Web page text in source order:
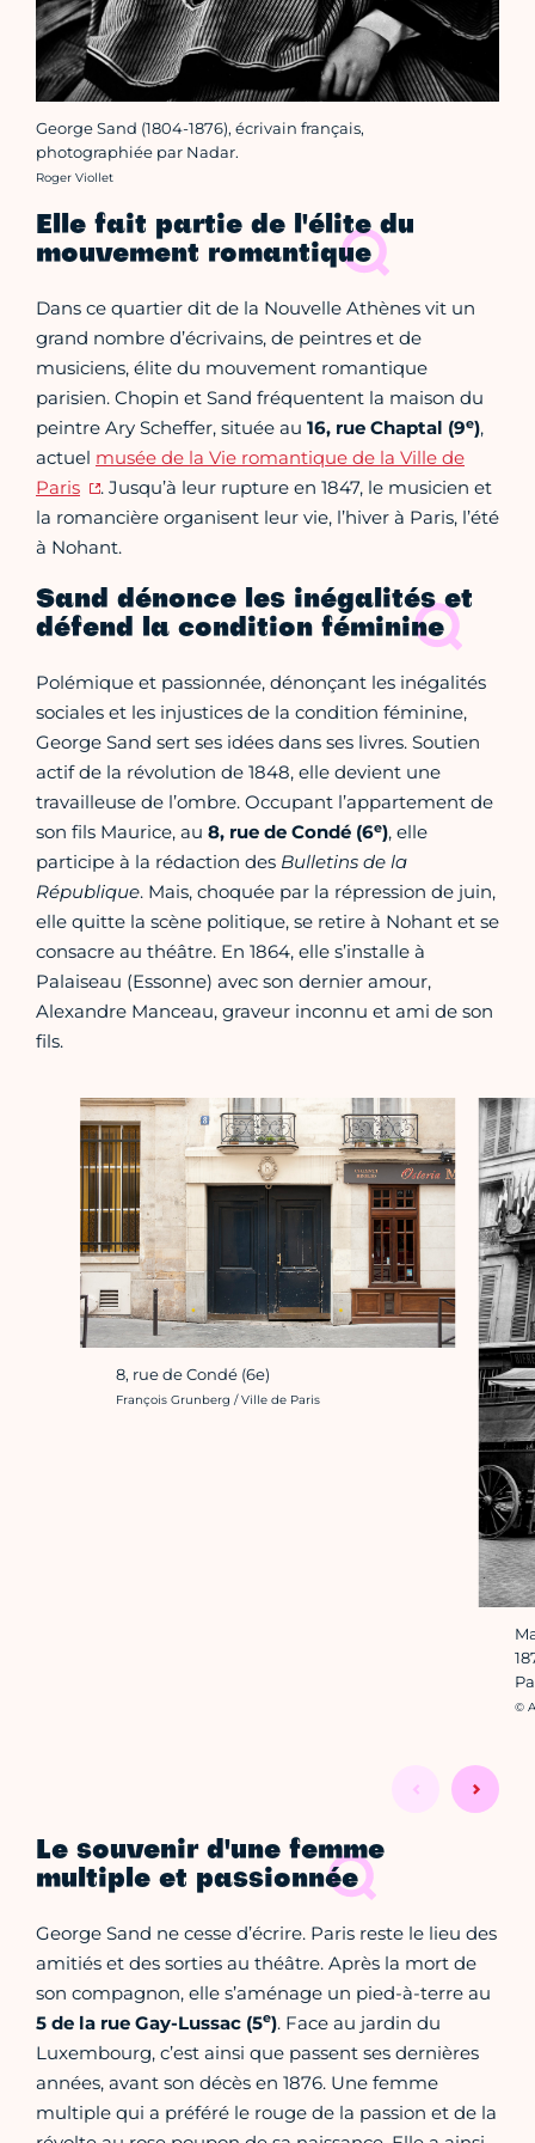
George Sand (1804-1876), écrivain français,
photographiée par Nadar.
Crédit photo :
Roger Viollet
Elle fait partie de l'élite du
mouvement romantique
Dans ce quartier dit de la Nouvelle Athènes vit un
grand nombre d’écrivains, de peintres et de
musiciens, élite du mouvement romantique
parisien. Chopin et Sand fréquentent la maison du
peintre Ary Scheffer, située au 16, rue Chaptal (9e),
actuel musée de la Vie romantique de la Ville de
Paris
. Jusqu’à leur rupture en 1847, le musicien et
la romancière organisent leur vie, l’hiver à Paris, l’été
à Nohant.
Sand dénonce les inégalités et
défend la condition féminine
Polémique et passionnée, dénonçant les inégalités
sociales et les injustices de la condition féminine,
George Sand sert ses idées dans ses livres. Soutien
actif de la révolution de 1848, elle devient une
travailleuse de l’ombre. Occupant l’appartement de
son fils Maurice, au 8, rue de Condé (6e), elle
participe à la rédaction des Bulletins de la
République. Mais, choquée par la répression de juin,
elle quitte la scène politique, se retire à Nohant et se
consacre au théâtre. En 1864, elle s’installe à
Palaiseau (Essonne) avec son dernier amour,
Alexandre Manceau, graveur inconnu et ami de son
fils.
8, rue de Condé (6e)
Crédit photo :
François Grunberg / Ville de Paris
©
Le souvenir d'une femme
multiple et passionnée
George Sand ne cesse d’écrire. Paris reste le lieu des
amitiés et des sorties au théâtre. Après la mort de
son compagnon, elle s’aménage un pied-à-terre au
5 de la rue Gay-Lussac (5e). Face au jardin du
Luxembourg, c’est ainsi que passent ses dernières
années, avant son décès en 1876. Une femme
multiple qui a préféré le rouge de la passion et de la